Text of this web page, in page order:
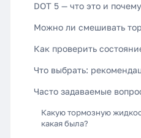
DOT 5 — что это и
Можно ли смешивать
Как проверить
Что выбрать:
Часто задаваемые
Какую тормозную
какая была?